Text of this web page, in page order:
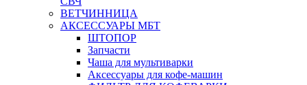
ВЕТЧИННИЦА
АКСЕССУАРЫ МБТ
ШТОПОР
Запчасти
Чаша для мультиварки
Аксессуары для кофе-машин